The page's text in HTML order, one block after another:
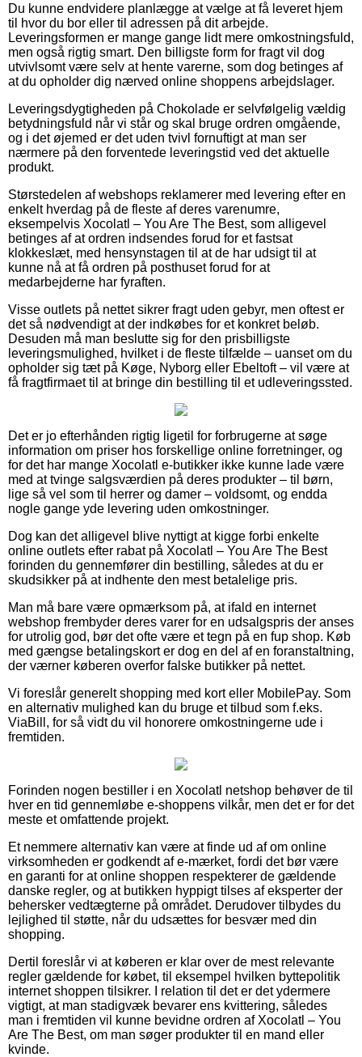
Du kunne endvidere planlægge at vælge at få leveret hjem
til hvor du bor eller til adressen på dit arbejde.
Leveringsformen er mange gange lidt mere omkostningsfuld,
men også rigtig smart. Den billigste form for fragt vil dog
utvivlsomt være selv at hente varerne, som dog betinges af
at du opholder dig nærved online shoppens arbejdslager.
Leveringsdygtigheden på Chokolade er selvfølgelig vældig
betydningsfuld når vi står og skal bruge ordren omgående,
og i det øjemed er det uden tvivl fornuftigt at man ser
nærmere på den forventede leveringstid ved det aktuelle
produkt.
Størstedelen af webshops reklamerer med levering efter en
enkelt hverdag på de fleste af deres varenumre,
eksempelvis Xocolatl – You Are The Best, som alligevel
betinges af at ordren indsendes forud for et fastsat
klokkeslæt, med hensynstagen til at de har udsigt til at
kunne nå at få ordren på posthuset forud for at
medarbejderne har fyraften.
Visse outlets på nettet sikrer fragt uden gebyr, men oftest er
det så nødvendigt at der indkøbes for et konkret beløb.
Desuden må man beslutte sig for den prisbilligste
leveringsmulighed, hvilket i de fleste tilfælde – uanset om du
opholder sig tæt på Køge, Nyborg eller Ebeltoft – vil være at
få fragtfirmaet til at bringe din bestilling til et udleveringssted.
Det er jo efterhånden rigtig ligetil for forbrugerne at søge
information om priser hos forskellige online forretninger, og
for det har mange Xocolatl e-butikker ikke kunne lade være
med at tvinge salgsværdien på deres produkter – til børn,
lige så vel som til herrer og damer – voldsomt, og endda
nogle gange yde levering uden omkostninger.
Dog kan det alligevel blive nyttigt at kigge forbi enkelte
online outlets efter rabat på Xocolatl – You Are The Best
forinden du gennemfører din bestilling, således at du er
skudsikker på at indhente den mest betalelige pris.
Man må bare være opmærksom på, at ifald en internet
webshop frembyder deres varer for en udsalgspris der anses
for utrolig god, bør det ofte være et tegn på en fup shop. Køb
med gængse betalingskort er dog en del af en foranstaltning,
der værner køberen overfor falske butikker på nettet.
Vi foreslår generelt shopping med kort eller MobilePay. Som
en alternativ mulighed kan du bruge et tilbud som f.eks.
ViaBill, for så vidt du vil honorere omkostningerne ude i
fremtiden.
Forinden nogen bestiller i en Xocolatl netshop behøver de til
hver en tid gennemløbe e-shoppens vilkår, men det er for det
meste et omfattende projekt.
Et nemmere alternativ kan være at finde ud af om online
virksomheden er godkendt af e-mærket, fordi det bør være
en garanti for at online shoppen respekterer de gældende
danske regler, og at butikken hyppigt tilses af eksperter der
behersker vedtægterne på området. Derudover tilbydes du
lejlighed til støtte, når du udsættes for besvær med din
shopping.
Dertil foreslår vi at køberen er klar over de mest relevante
regler gældende for købet, til eksempel hvilken byttepolitik
internet shoppen tilsikrer. I relation til det er det ydermere
vigtigt, at man stadigvæk bevarer ens kvittering, således
man i fremtiden vil kunne bevidne ordren af Xocolatl – You
Are The Best, om man søger produkter til en mand eller
kvinde.